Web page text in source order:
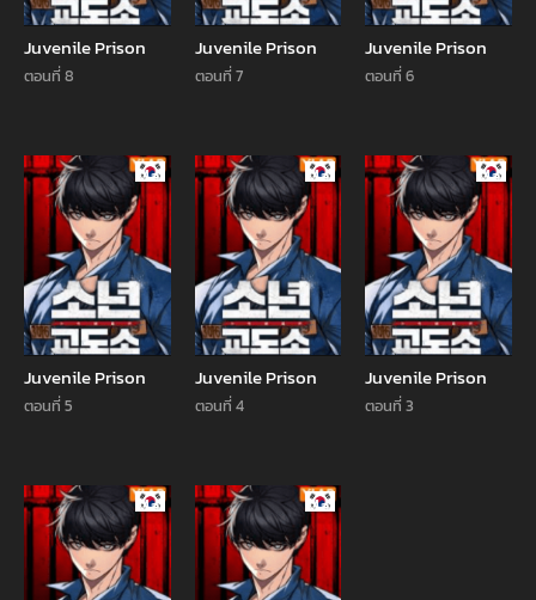
Juvenile Prison
ตอนที่ 8
Juvenile Prison
ตอนที่ 7
Juvenile Prison
ตอนที่ 6
Manhwa
Juvenile Prison
ตอนที่ 5
Manhwa
Juvenile Prison
ตอนที่ 4
Juvenile Prison
ตอนที่ 3
Manhwa Manhwa